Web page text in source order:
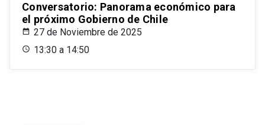
Conversatorio: Panorama económico para
el próximo Gobierno de Chile
27 de Noviembre de 2025
13:30 a 14:50